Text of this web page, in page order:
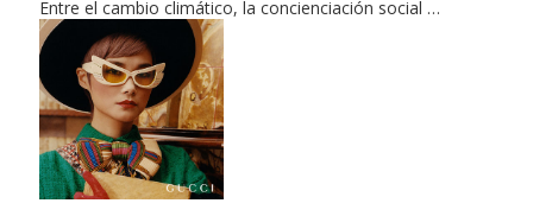
Entre el cambio climático, la concienciación social …